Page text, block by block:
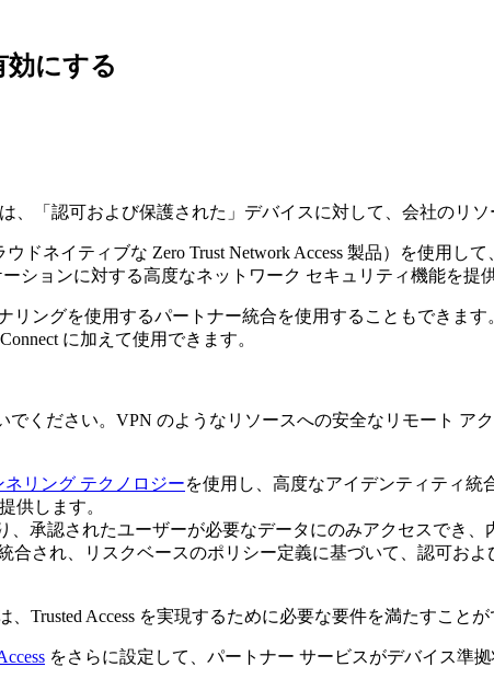
にする
、「認可および保護された」デバイスに対して、会社のリ
ウドネイティブな Zero Trust Network Access 製品）を使用
ションに対する高度なネットワーク セキュリティ機能を提
リングを使用するパートナー統合を使用することもできま
に加えて使用できます。
でください。VPN のようなリソースへの安全なリモート ア
ネリング テクノロジーを使用し、高度なアイデンティティ
供します。
、承認されたユーザーが必要なデータにのみアクセスでき
合され、リスクベースのポリシー定義に基づいて、認可お
Trusted Access を実現するために必要な要件を満たすこと
をさらに設定して、パートナー サービスがデバイス準